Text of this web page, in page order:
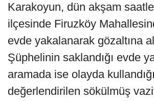
Karakoyun, dün akşam
ilçesinde Firuzköy
evde yakalanarak gözaltına
Şüphelinin saklandığı evde
aramada ise olayda kullandığı
değerlendirilen sökülmüş